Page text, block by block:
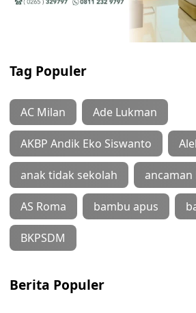
Tag Populer
AC Milan Ade Lukman
AKBP Andik Eko Siswanto
anak tidak sekolah
AS Roma bambu apus
BKPSDM
Berita Populer